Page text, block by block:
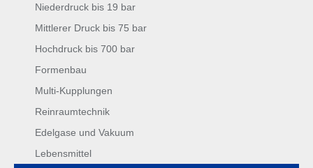
Niederdruck bis 19 bar
Mittlerer Druck bis 75 bar
Hochdruck bis 700 bar
Formenbau
Multi-Kupplungen
Reinraumtechnik
Edelgase und Vakuum
Lebensmittel